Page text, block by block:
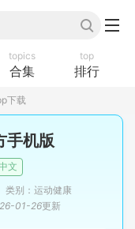
topics
合集
top
排行
下载
手机版
文
类别：运动健康
01-26更新